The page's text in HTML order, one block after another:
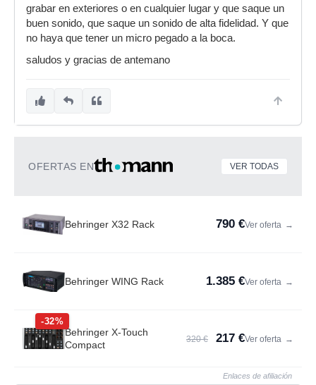
grabar en exteriores o en cualquier lugar y que saque un
buen sonido, que saque un sonido de alta fidelidad. Y que
no haya que tener un micro pegado a la boca.
saludos y gracias de antemano
OFERTAS EN VER TODAS
Behringer X32 Rack 790 €Ver oferta →
Behringer WING Rack 1.385 €Ver oferta →
-32%
Behringer X-Touch
Compact
320 € 217 €Ver oferta →
Enlaces de afiliación